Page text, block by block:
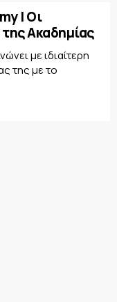
| Οι
Ακαδημίας
με ιδιαίτερη
της με το